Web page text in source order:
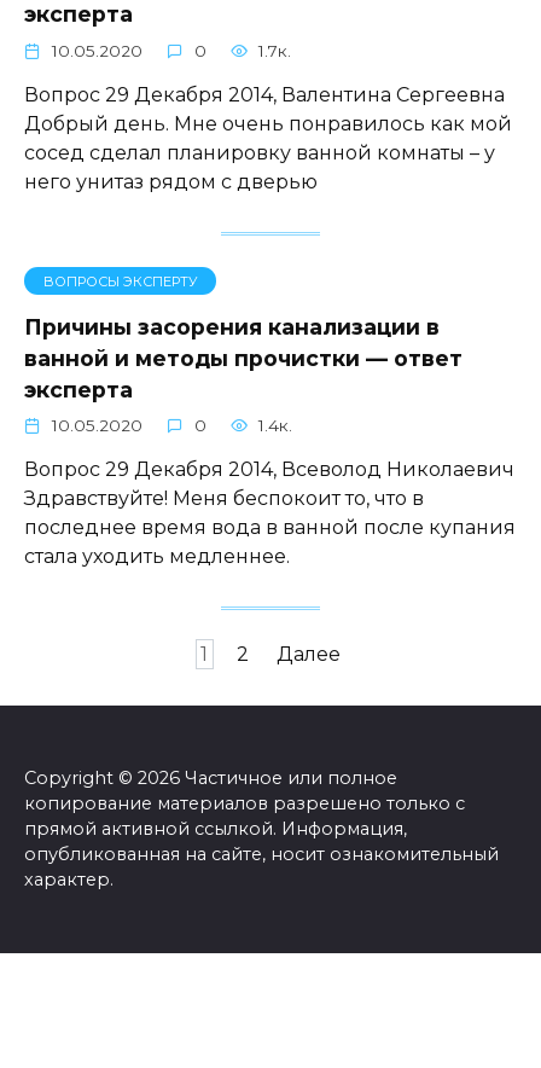
эксперта
10.05.2020 0 1.7к.
Вопрос 29 Декабря 2014, Валентина Сергеевна
Добрый день. Мне очень понравилось как мой
сосед сделал планировку ванной комнаты – у
него унитаз рядом с дверью
ВОПРОСЫ ЭКСПЕРТУ
Причины засорения канализации в
ванной и методы прочистки — ответ
эксперта
10.05.2020 0 1.4к.
Вопрос 29 Декабря 2014, Всеволод Николаевич
Здравствуйте! Меня беспокоит то, что в
последнее время вода в ванной после купания
стала уходить медленнее.
записям
1 2 Далее
Copyright © 2026 Частичное или полное
копирование материалов разрешено только с
прямой активной ссылкой. Информация,
опубликованная на сайте, носит ознакомительный
характер.